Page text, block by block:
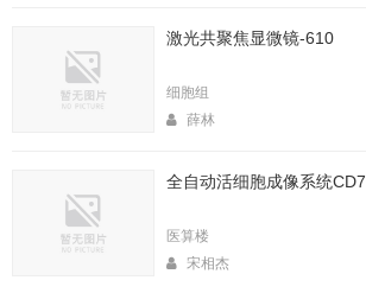
激光共聚焦显微镜-610
细胞组
薛林
全自动活细胞成像系统CD7
医算楼
宋相杰